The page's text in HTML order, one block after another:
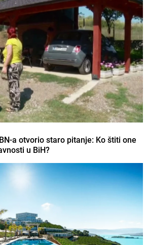
a otvorio staro pitanje: Ko štiti one
u BiH?